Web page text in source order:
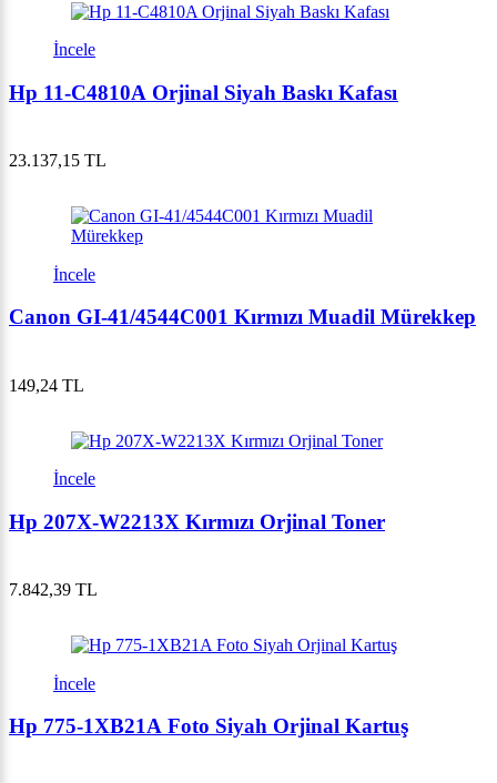
İncele
Hp 11-C4810A Orjinal Siyah Baskı Kafası
23.137,15 TL
İncele
Canon GI-41/4544C001 Kırmızı Muadil Mürekkep
149,24 TL
İncele
Hp 207X-W2213X Kırmızı Orjinal Toner
7.842,39 TL
İncele
Hp 775-1XB21A Foto Siyah Orjinal Kartuş